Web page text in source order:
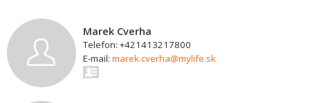
Marek Cverha
Telefon: +421413217800
E-mail: marek.cverha@mylife.sk